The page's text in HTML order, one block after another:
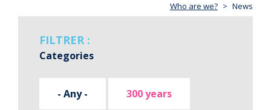
Who are we? News
FILTRER :
Categories
- Any - 300 years